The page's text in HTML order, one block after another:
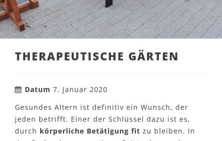
THERAPEUTISCHE GÄRTEN
Datum 7. Januar 2020
Gesundes Altern ist definitiv ein Wunsch, der
jeden betrifft. Einer der Schlüssel dazu ist es,
durch körperliche Betätigung fit zu bleiben. In